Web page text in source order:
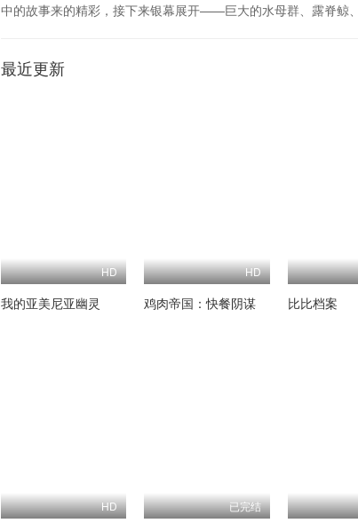
中的故事来的精彩，接下来银幕展开——巨大的水母群、露脊鲸
最近更新
HD
我的亚美尼亚幽灵
HD
鸡肉帝国：快餐阴谋 比比档案
HD 已完结